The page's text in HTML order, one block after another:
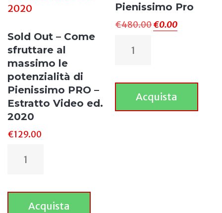
Sold Out – Come
sfruttare al
massimo le
potenzialità di
Pienissimo PRO –
Estratto Video ed.
2020
€129.00
Acquista
Pienissimo Pro
€480.00€0.00
Acquista